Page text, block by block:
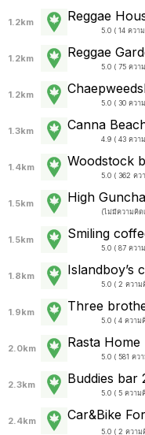
1.2km Reggae
5.0 ( 14 ควา
1.2km Reggae
5.0 ( 75 ควา
1.2km
5.0 ( 30 ควา
1.3km Canna
4.9 ( 43 ควา
1.4km Woodstock
5.0 ( 362 คว
1.5km High Guncha
(ไม่มีความคิด
1.5km Smiling
5.0 ( 87 ควา
1.8km Islandboy’s
5.0 ( 2 ความ
1.9km Three
5.0 ( 4 ความ
2.0km Rasta Home
5.0 ( 581 คว
2.3km Buddies bar
5.0 ( 5 ความ
2.4km Car&Bike
5.0 ( 2 ความ